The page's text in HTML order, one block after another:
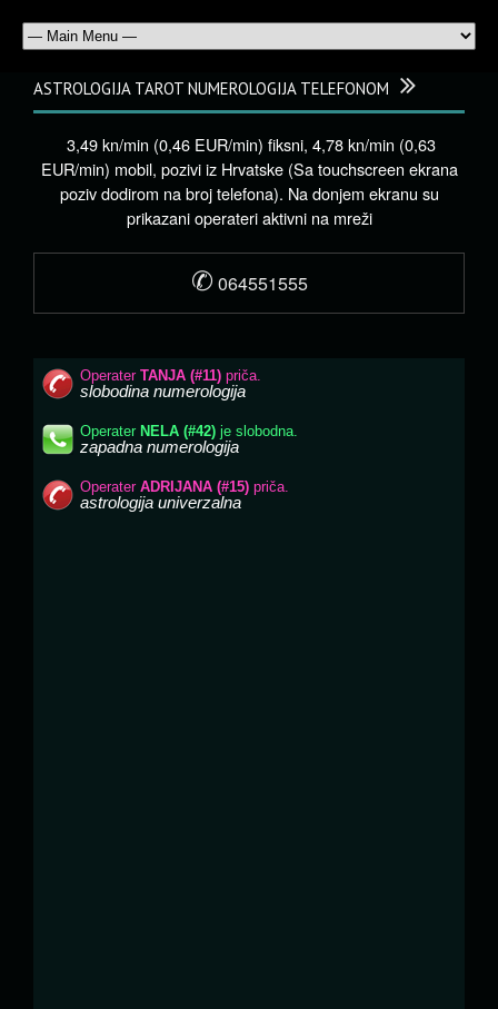
ASTROLOGIJA TAROT NUMEROLOGIJA TELEFONOM
3,49 kn/min (0,46 EUR/min) fiksni, 4,78 kn/min (0,63
EUR/min) mobil, pozivi iz Hrvatske (Sa touchscreen ekrana
poziv dodirom na broj telefona). Na donjem ekranu su
prikazani operateri aktivni na mreži
✆ 064551555